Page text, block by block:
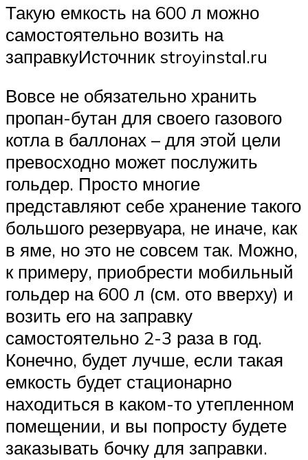
Такую емкость на 600 л можно
самостоятельно возить на
заправкуИсточник stroyinstal.ru
Вовсе не обязательно хранить
пропан-бутан для своего газового
котла в баллонах – для этой цели
превосходно может послужить
гольдер. Просто многие
представляют себе хранение такого
большого резервуара, не иначе, как
в яме, но это не совсем так. Можно,
к примеру, приобрести мобильный
гольдер на 600 л (см. ото вверху) и
возить его на заправку
самостоятельно 2-3 раза в год.
Конечно, будет лучше, если такая
емкость будет стационарно
находиться в каком-то утепленном
помещении, и вы попросту будете
заказывать бочку для заправки.